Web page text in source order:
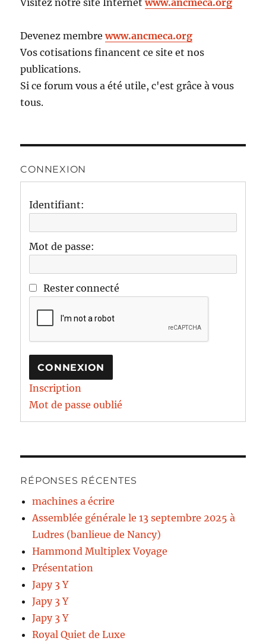
Visitez notre site Internetwww.ancmeca.org
Devenez membrewww.ancmeca.org
Vos cotisations financent ce site et nos
publications.
Si ce forum vous a été utile, c'est grâce à vous
tous.
CONNEXION
Identifiant:
Mot de passe:
Rester connecté
CONNEXION
Inscription
Mot de passe oublié
RÉPONSES RÉCENTES
machines a écrire
Assemblée générale le 13 septembre 2025 à
Ludres (banlieue de Nancy)
Hammond Multiplex Voyage
Présentation
Japy 3 Y
Japy 3 Y
Japy 3 Y
Royal Quiet de Luxe